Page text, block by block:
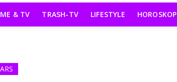
& TV TRASH-TV LIFESTYLE HOROSKOP